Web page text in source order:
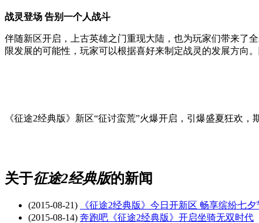
战灵登场 告别一个人战斗
伴随新区开启，上古英雄之门重现大陆，也为玩家们带来了
限发展的可能性，玩家可以根据喜好来制定战灵的发展方向
《征途2经典版》新区“征讨蛮荒”火爆开启，引爆盛夏狂欢，
关于征途2经典版的新闻
(2015-08-21)
《征途2经典版》今日开新区 畅享缤纷七夕
(2015-08-14) 奔跑吧《征途2经典版》开启坐骑无双时代